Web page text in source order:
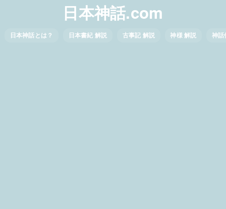
日本神話.com
日本神話とは？ 日本書紀 解説 古事記 解説 神様 解説 神話